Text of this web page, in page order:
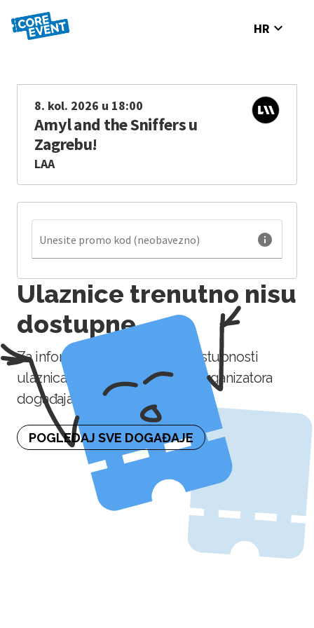
HR expand_more
8. kol. 2026 u 18:00
Amyl and the Sniffers u
Zagrebu!
LAA
Unesite promo kod (neobavezno) info
Ulaznice trenutno nisu
dostupne
Za informaciju o naknadnoj dostupnosti
ulaznica molimo kontaktirajte organizatora
događaja.
POGLEDAJ SVE DOGAĐAJE